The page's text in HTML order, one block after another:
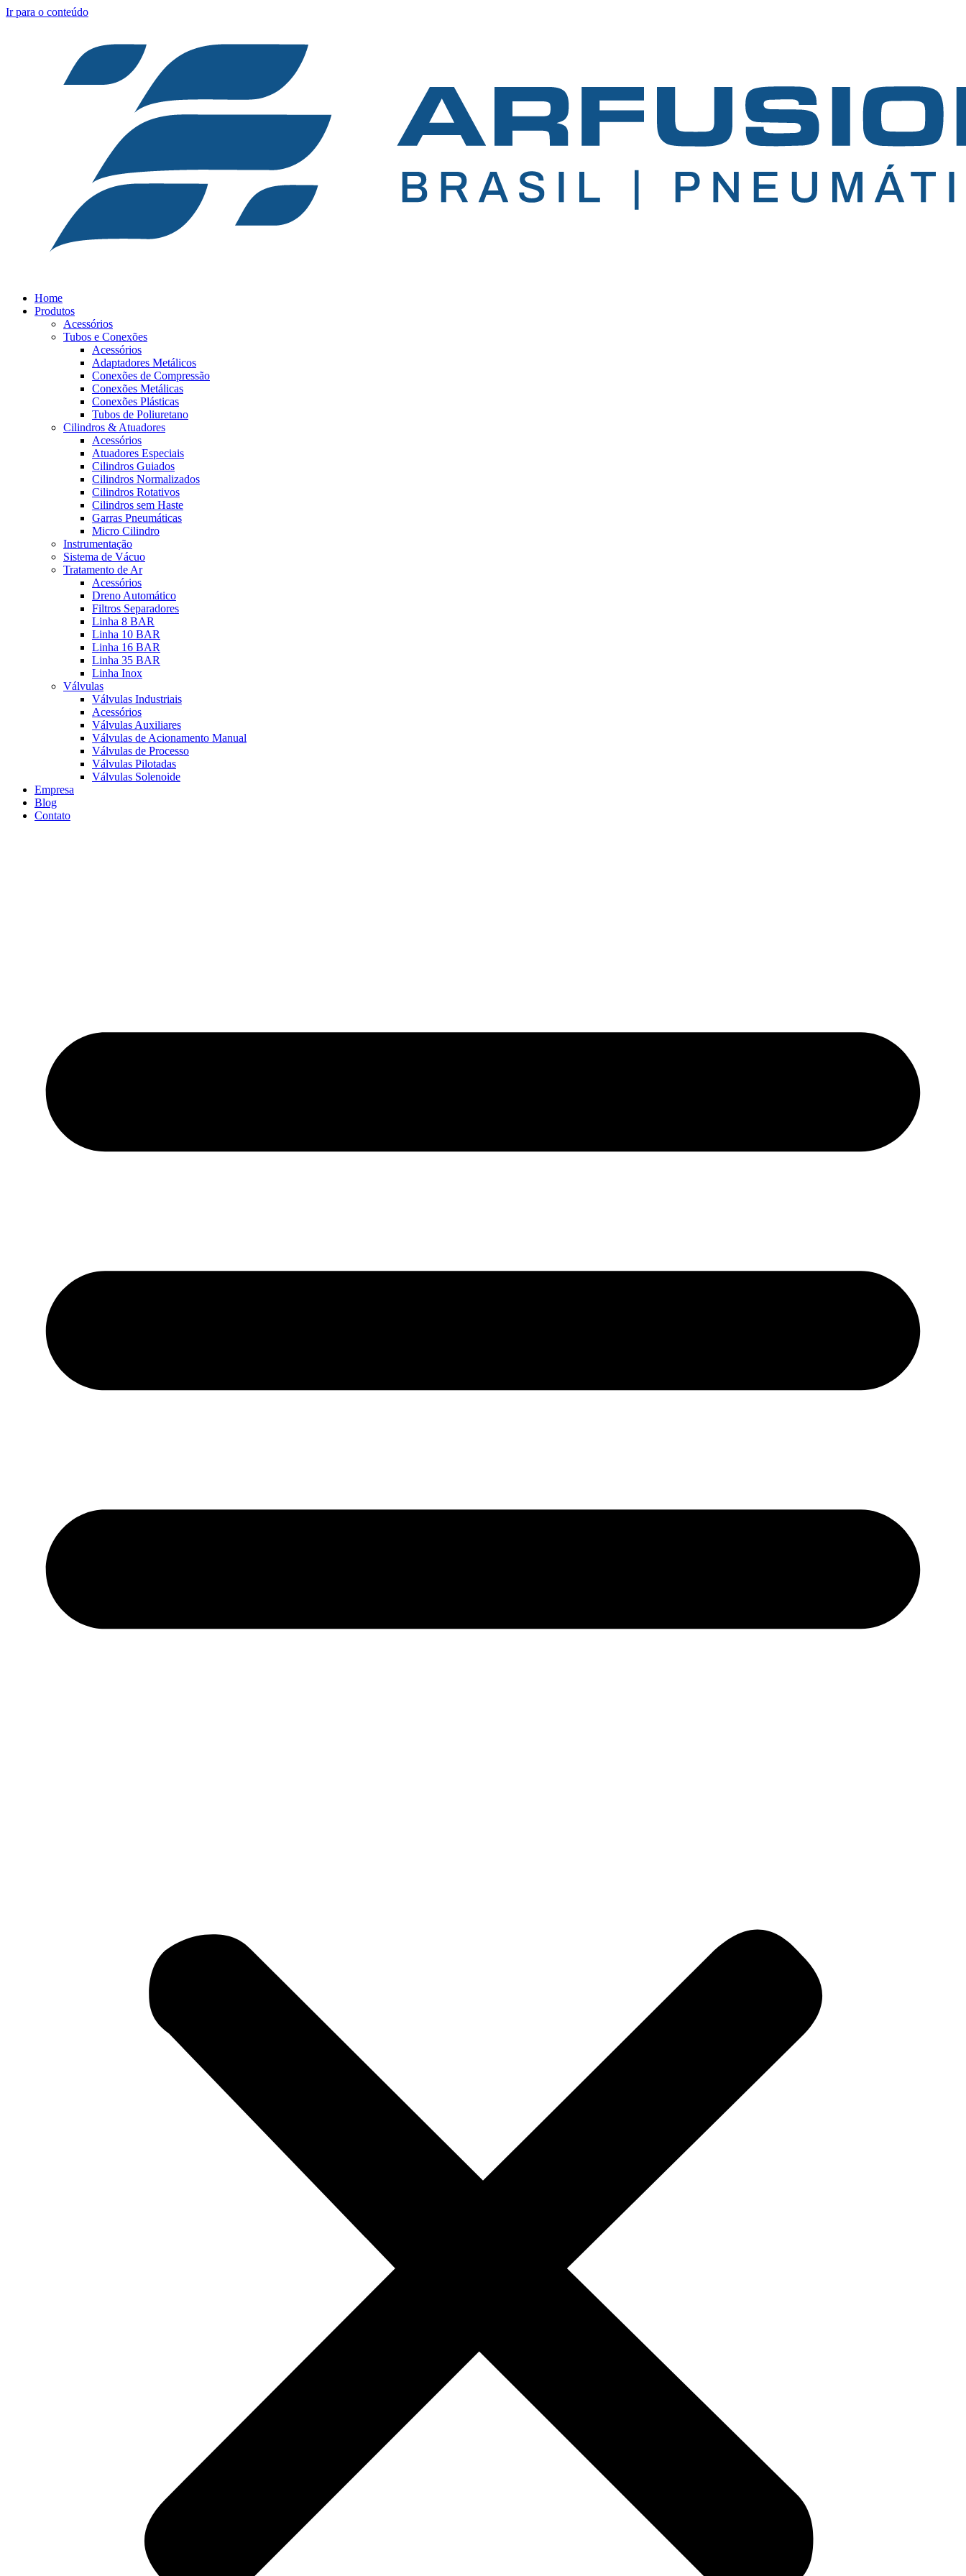
Ir para o conteúdo
Home
Produtos
Acessórios
Tubos e Conexões
Acessórios
Adaptadores Metálicos
Conexões de Compressão
Conexões Metálicas
Conexões Plásticas
Tubos de Poliuretano
Cilindros & Atuadores
Acessórios
Atuadores Especiais
Cilindros Guiados
Cilindros Normalizados
Cilindros Rotativos
Cilindros sem Haste
Garras Pneumáticas
Micro Cilindro
Instrumentação
Sistema de Vácuo
Tratamento de Ar
Acessórios
Dreno Automático
Filtros Separadores
Linha 8 BAR
Linha 10 BAR
Linha 16 BAR
Linha 35 BAR
Linha Inox
Válvulas
Válvulas Industriais
Acessórios
Válvulas Auxiliares
Válvulas de Acionamento Manual
Válvulas de Processo
Válvulas Pilotadas
Válvulas Solenoide
Empresa
Blog
Contato